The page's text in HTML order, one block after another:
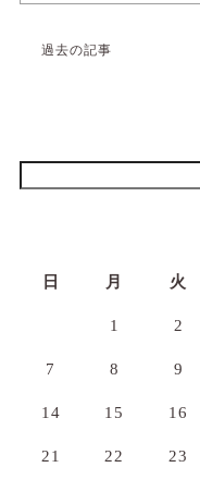
過去の記事
日 月 火
1 2
7 8 9
14 15 16
21 22 23